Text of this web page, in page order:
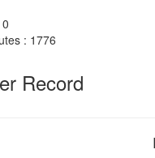
: 1776
Record